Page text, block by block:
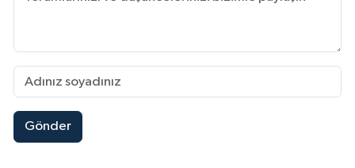
Gönder